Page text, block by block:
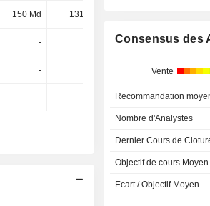
150 Md 131 Md
- -
- -
- -
Consensus des
Vente
Recommandation
Nombre d'Analystes
Dernier Cours de
Objectif de cours Moyen
Ecart / Objectif Moyen